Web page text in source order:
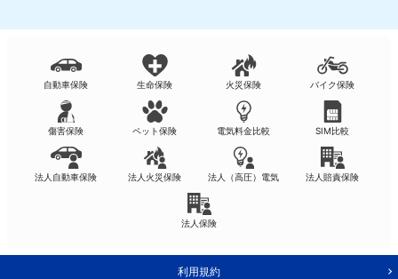
自動車保険 生命保険 火災保険 バイク保険
傷害保険 ペット保険 電気料金比較 SIM比較
法人自動車保険 法人火災保険 法人（高圧）電気 法人賠責保険
法人保険
利用規約